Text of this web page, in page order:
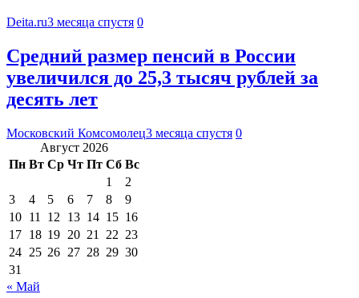
Deita.ru3 месяца спустя 0
Средний размер пенсий в России
увеличился до 25,3 тысяч рублей за
десять лет
Московский Комсомолец3 месяца спустя 0
Август 2026
Пн Вт Ср Чт Пт Сб Вс
1
2
3
4 5 6 7 8
9
10 11 12 13 14 15 16
17 18 19 20 21 22 23
24 25 26 27 28 29 30
31
« Май